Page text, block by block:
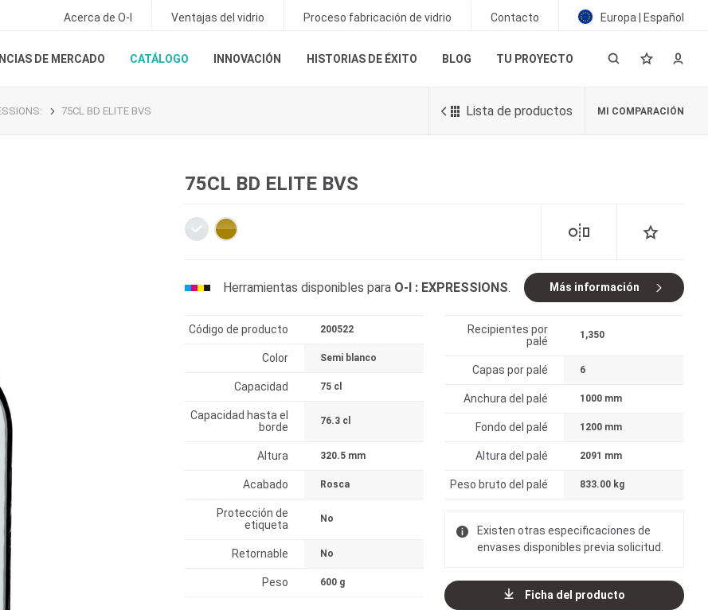
Acerca de O-I Ventajas del vidrio Proceso fabricación de vidrio Contacto Europa | Español
DE MERCADO CATÁLOGO INNOVACIÓN HISTORIAS DE ÉXITO BLOG TU PROYECTO
: 75CL BD ELITE BVS Lista de productos MI COMPARACIÓN
75CL BD ELITE BVS
Herramientas disponibles para O-I : EXPRESSIONS. Más información
Código de producto 200522
Color Semi blanco
Capacidad 75 cl
Capacidad hasta el
borde
76.3 cl
Altura 320.5 mm
Acabado Rosca
Protección de
etiqueta
No
Retornable No
Peso 600 g
Recipientes por
palé
1,350
Capas por palé 6
Anchura del palé 1000 mm
Fondo del palé 1200 mm
Altura del palé 2091 mm
Peso bruto del palé 833.00 kg
Existen otras especificaciones de
envases disponibles previa solicitud.
Ficha del producto